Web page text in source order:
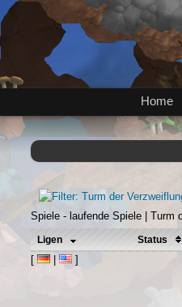
Home
Spiele - laufende Spiele | Turm
Ligen Status
[ | ]